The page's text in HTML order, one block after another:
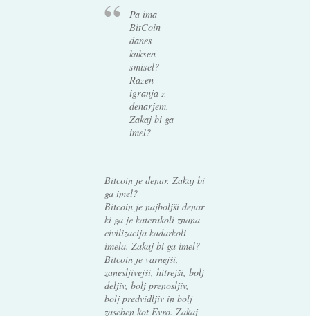
Pa ima
BitCoin
danes
kaksen
smisel?
Razen
igranja z
denarjem.
Zakaj bi ga
imel?
Bitcoin je denar. Zakaj bi
ga imel?
Bitcoin je najboljši denar
ki ga je katerakoli znana
civilizacija kadarkoli
imela. Zakaj bi ga imel?
Bitcoin je varnejši,
zanesljivejši, hitrejši, bolj
deljiv, bolj prenosljiv,
bolj predvidljiv in bolj
zaseben kot Evro. Zakaj